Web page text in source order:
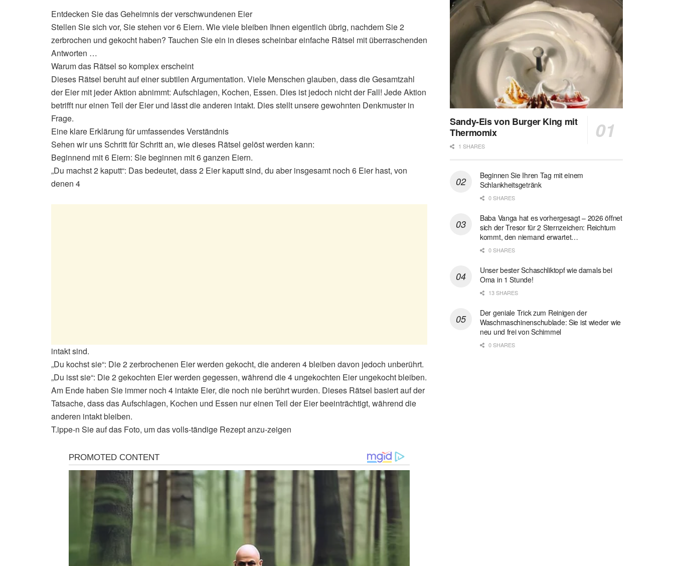
Entdecken Sie das Geheimnis der verschwundenen Eier
Stellen Sie sich vor, Sie stehen vor 6 Eiern. Wie viele bleiben Ihnen eigentlich übrig, nachdem Sie 2
zerbrochen und gekocht haben? Tauchen Sie ein in dieses scheinbar einfache Rätsel mit überraschenden
Antworten …
Warum das Rätsel so komplex erscheint
Dieses Rätsel beruht auf einer subtilen Argumentation. Viele Menschen glauben, dass die Gesamtzahl
der Eier mit jeder Aktion abnimmt: Aufschlagen, Kochen, Essen. Dies ist jedoch nicht der Fall! Jede Aktion
betrifft nur einen Teil der Eier und lässt die anderen intakt. Dies stellt unsere gewohnten Denkmuster in
Frage.
Eine klare Erklärung für umfassendes Verständnis
Sehen wir uns Schritt für Schritt an, wie dieses Rätsel gelöst werden kann:
Beginnend mit 6 Eiern: Sie beginnen mit 6 ganzen Eiern.
„Du machst 2 kaputt“: Das bedeutet, dass 2 Eier kaputt sind, du aber insgesamt noch 6 Eier hast, von
denen 4
intakt sind.
„Du kochst sie“: Die 2 zerbrochenen Eier werden gekocht, die anderen 4 bleiben davon jedoch unberührt.
„Du isst sie“: Die 2 gekochten Eier werden gegessen, während die 4 ungekochten Eier ungekocht bleiben.
Am Ende haben Sie immer noch 4 intakte Eier, die noch nie berührt wurden. Dieses Rätsel basiert auf der
Tatsache, dass das Aufschlagen, Kochen und Essen nur einen Teil der Eier beeinträchtigt, während die
anderen intakt bleiben.
T.ippe-n Sie auf das Foto, um das volls-tändige Rezept anzu-zeigen
Sandy-Eis von Burger King mit
Thermomix
1 SHARES
Beginnen Sie Ihren Tag mit einem
Schlankheitsgetränk
0 SHARES
Baba Vanga hat es vorhergesagt – 2026 öffnet
sich der Tresor für 2 Sternzeichen: Reichtum
kommt, den niemand erwartet…
0 SHARES
Unser bester Schaschliktopf wie damals bei
Oma in 1 Stunde!
13 SHARES
Der geniale Trick zum Reinigen der
Waschmaschinenschublade: Sie ist wieder wie
neu und frei von Schimmel
0 SHARES